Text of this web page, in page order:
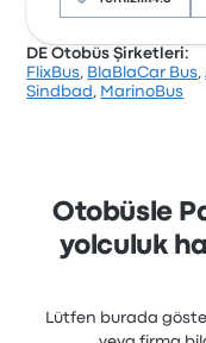
Şirket, 12499
₺1.309
DE Otobüs Şirketleri:
FlixBus, BlaBlaCar Bus,
Sindbad , MarinoBus
Otobüsle
yolculuk
Lütfen burada